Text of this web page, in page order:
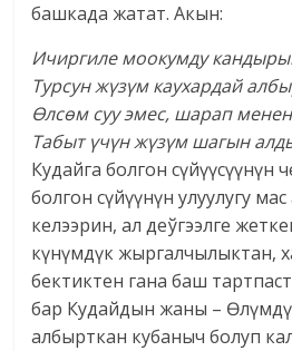
башкада жатат. Акын:
Ичиргиле моокумду
Турсун жүзүм каухардай
Өлсөм суу эмес, шарап
Табыт үчүн жүзүм шагын
Кудайга болгон сүйүүсүүнүн
болгон сүйүүнүн улуулугу
келээрин, ал деўгээлге
күнүмдүк жыргалчылыктан,
бектиктен гана баш
бар Кудайдын жаны –
албырткан кубаныч болуп